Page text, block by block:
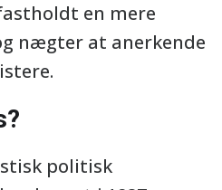
en mere
nægter at anerkende
politisk